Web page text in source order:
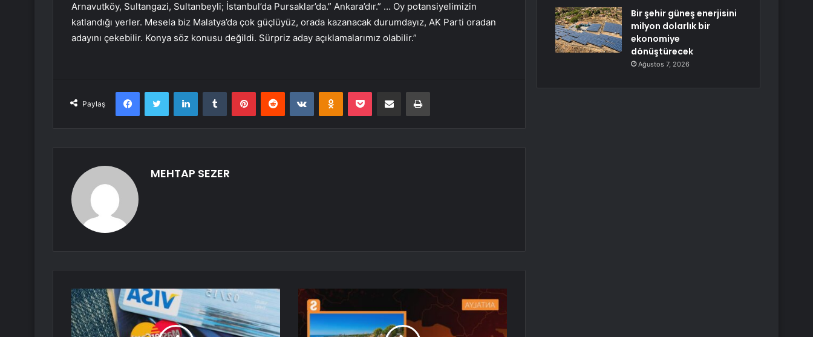
Arnavutköy, Sultangazi, Sultanbeyli; İstanbul’da Pursaklar’da.” Ankara’dır.” … Oy potansiyelimizin
katlandığı yerler. Mesela biz Malatya’da çok güçlüyüz, orada kazanacak durumdayız, AK Parti oradan
adayını çekebilir. Konya söz konusu değildi. Sürpriz aday açıklamalarımız olabilir.”
Paylaş
FacebookTwitter LinkedInTumblr PinterestReddit VKontakteOdnoklassniki
Pocket E-Posta ile paylaş Yazdır
MEHTAP SEZER
Bir şehir güneş enerjisini
milyon dolarlık bir
ekonomiye
dönüştürecek
Ağustos 7, 2026